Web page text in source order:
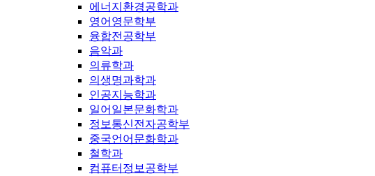
에너지환경공학과
영어영문학부
융합전공학부
음악과
의류학과
의생명과학과
인공지능학과
일어일본문화학과
정보통신전자공학부
중국언어문화학과
철학과
컴퓨터정보공학부